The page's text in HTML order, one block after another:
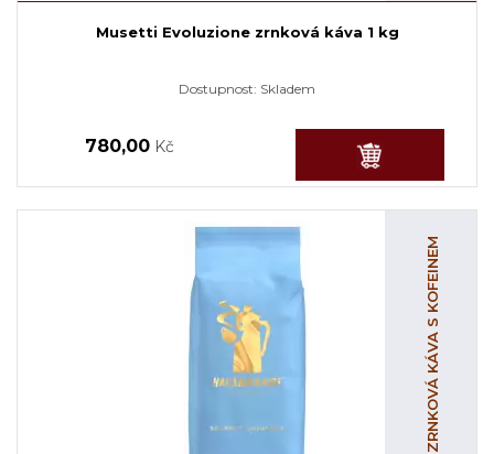
Musetti Evoluzione zrnková káva 1 kg
Dostupnost: Skladem
780,00 Kč
ZRNKOVÁ KÁVA S KOFEINEM